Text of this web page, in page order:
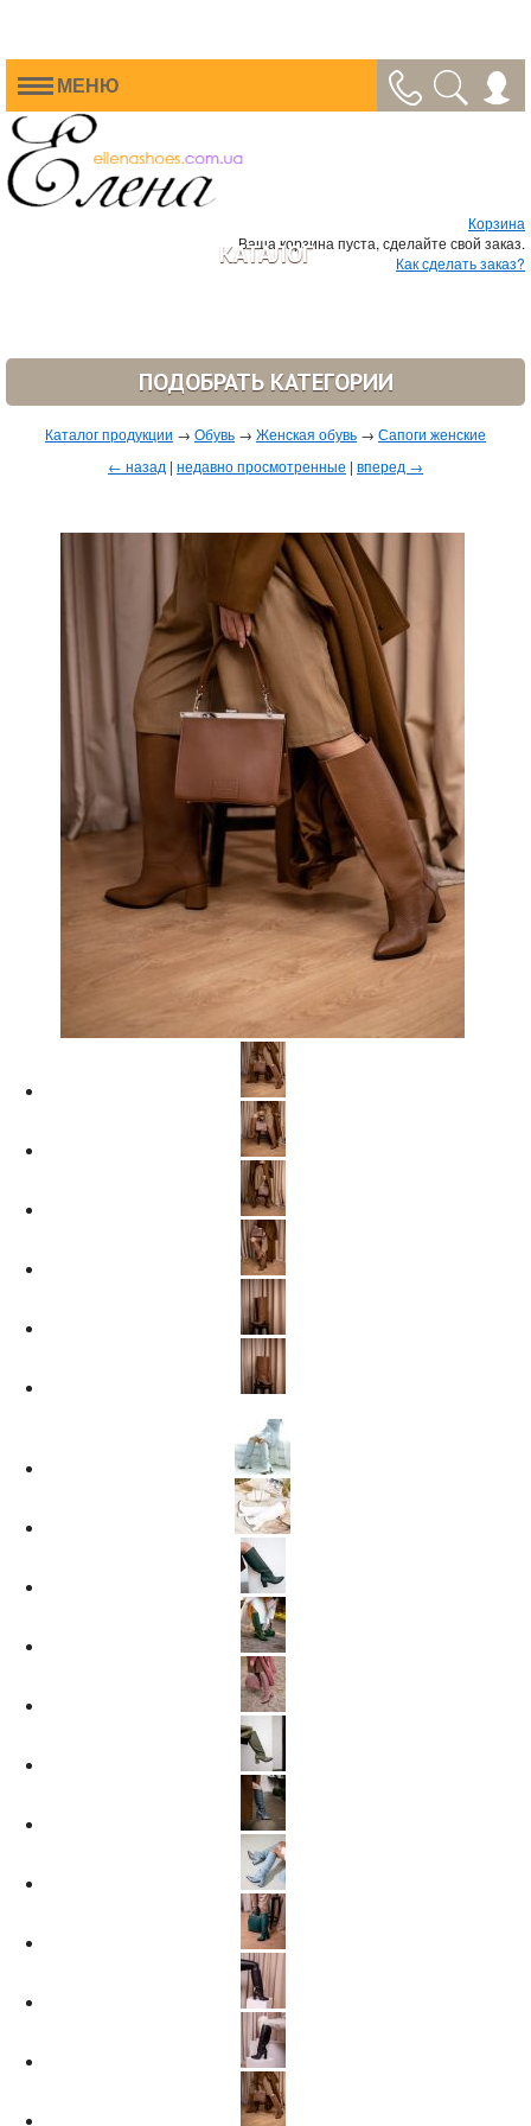
МЕНЮ
Корзина
Ваша корзина пуста, сделайте свой заказ.
Как сделать заказ?
КАТАЛОГ
ПОДОБРАТЬ КАТЕГОРИИ
Каталог продукции → Обувь → Женская обувь → Сапоги женские
← назад | недавно просмотренные | вперед →